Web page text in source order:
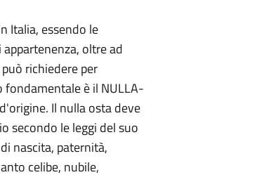
Italia, essendo le
oltre ad
richiedere per
è il NULLA-
Il nulla osta deve
secondo le leggi del suo
nascita, paternità,
celibe, nubile,